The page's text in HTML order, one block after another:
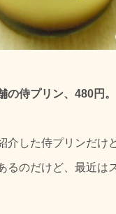
の侍プリン、480円。
介した侍プリンだけど
るのだけど、最近は